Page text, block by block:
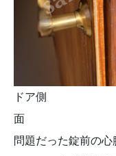
ドア側
問題だった錠前の